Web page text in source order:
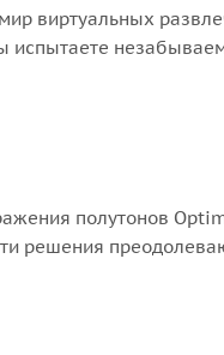
виртуальных
испытаете
полутонов
решения